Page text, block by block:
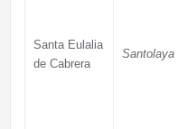
Santa Eulalia
de Cabrera
Santolaya